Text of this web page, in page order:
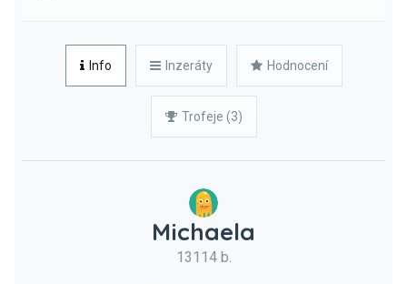
Info Inzeráty Hodnocení
Trofeje (3)
Michaela
13114 b.